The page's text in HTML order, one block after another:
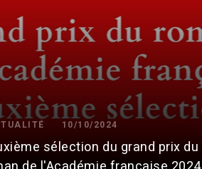
10/10/2024
sélection du grand prix du
de l'Académie française 2024